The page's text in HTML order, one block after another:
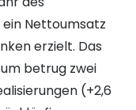
Nettoumsatz
erzielt. Das
betrug zwei
(+2,6